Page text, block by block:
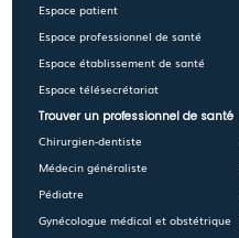
Espace patient
Espace professionnel de santé
Espace établissement de santé
Espace télésecrétariat
Trouver un professionnel de santé
Chirurgien-dentiste
Médecin généraliste
Pédiatre
Gynécologue médical et obstétrique